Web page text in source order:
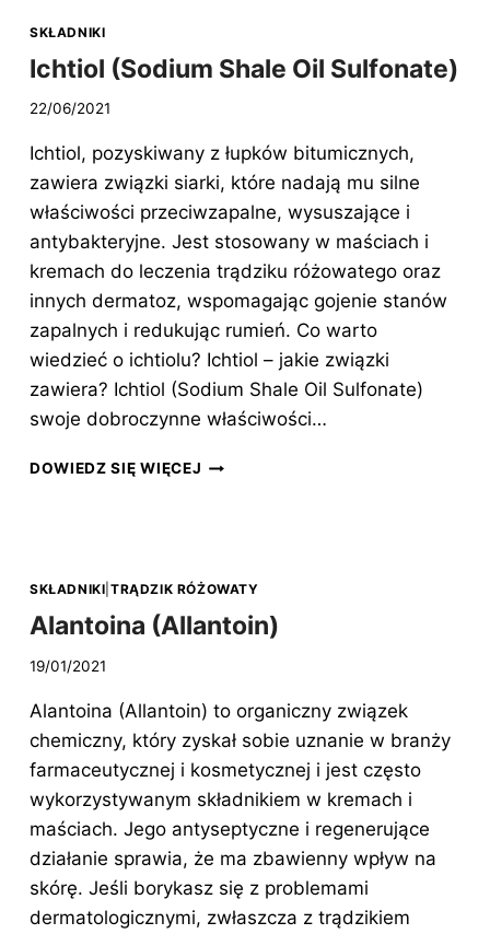
SKŁADNIKI
Ichtiol (Sodium Shale Oil Sulfonate)
22/06/2021
Ichtiol, pozyskiwany z łupków bitumicznych,
zawiera związki siarki, które nadają mu silne
właściwości przeciwzapalne, wysuszające i
antybakteryjne. Jest stosowany w maściach i
kremach do leczenia trądziku różowatego oraz
innych dermatoz, wspomagając gojenie stanów
zapalnych i redukując rumień. Co warto
wiedzieć o ichtiolu? Ichtiol – jakie związki
zawiera? Ichtiol (Sodium Shale Oil Sulfonate)
swoje dobroczynne właściwości…
DOWIEDZ SIĘ WIĘCEJ ICHTIOL
SKŁADNIKI TRĄDZIK RÓŻOWATY
Alantoina (Allantoin)
19/01/2021
Alantoina (Allantoin) to organiczny związek
chemiczny, który zyskał sobie uznanie w branży
farmaceutycznej i kosmetycznej i jest często
wykorzystywanym składnikiem w kremach i
maściach. Jego antyseptyczne i regenerujące
działanie sprawia, że ma zbawienny wpływ na
skórę. Jeśli borykasz się z problemami
dermatologicznymi, zwłaszcza z trądzikiem